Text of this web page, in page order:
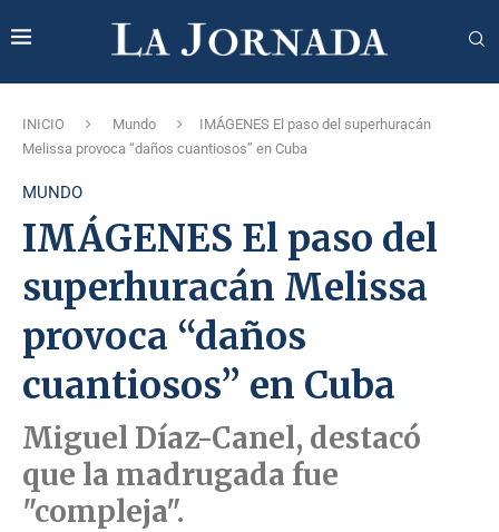
INICIO Mundo
IMÁGENES El paso del superhuracán
Melissa provoca “daños cuantiosos” en Cuba
MUNDO
IMÁGENES El paso del
superhuracán Melissa
provoca “daños
cuantiosos” en Cuba
Miguel Díaz-Canel, destacó
que la madrugada fue
"compleja".